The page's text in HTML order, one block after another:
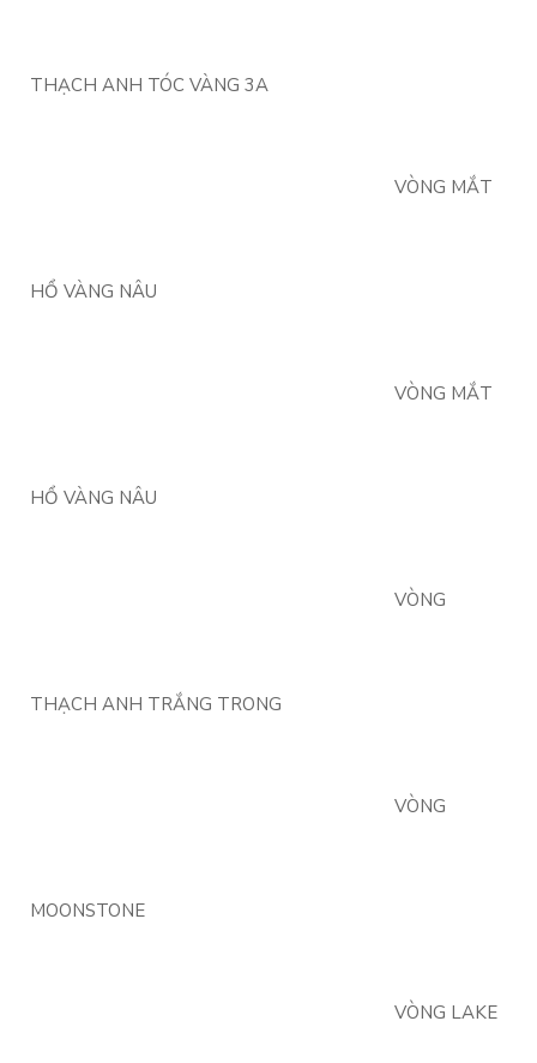
THẠCH ANH TÓC VÀNG 3A
VÒNG MẮT
HỔ VÀNG NÂU
VÒNG MẮT
HỔ VÀNG NÂU
VÒNG
THẠCH ANH TRẮNG TRONG
VÒNG
MOONSTONE
VÒNG LAKE